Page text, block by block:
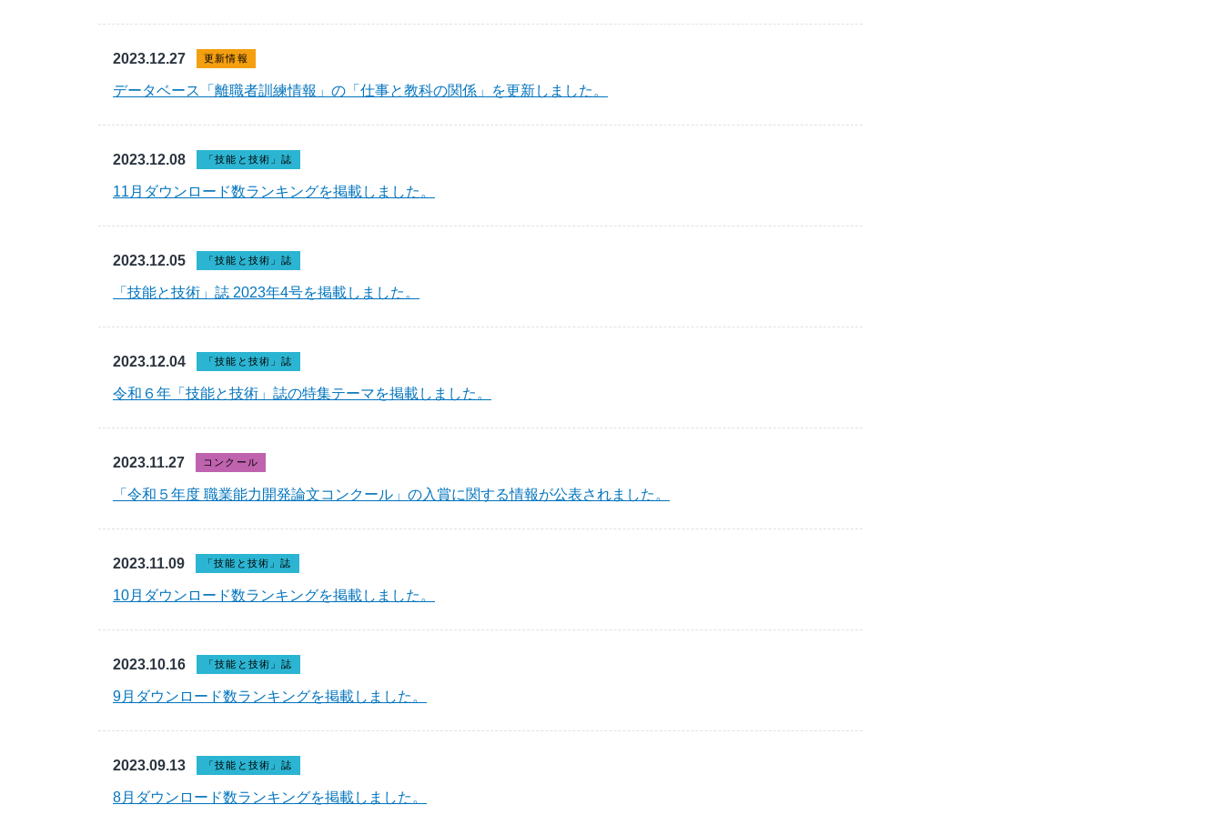
2023.12.27 更新情報
データベース「離職者訓練情報」の「仕事と教科の関係」を更新しました。
2023.12.08 「技能と技術」誌
11月ダウンロード数ランキングを掲載しました。
2023.12.05 「技能と技術」誌
「技能と技術」誌 2023年4号を掲載しました。
2023.12.04 「技能と技術」誌
令和６年「技能と技術」誌の特集テーマを掲載しました。
2023.11.27 コンクール
「令和５年度 職業能力開発論文コンクール」の入賞に関する情報が公表されました。
2023.11.09 「技能と技術」誌
10月ダウンロード数ランキングを掲載しました。
2023.10.16 「技能と技術」誌
9月ダウンロード数ランキングを掲載しました。
2023.09.13 「技能と技術」誌
8月ダウンロード数ランキングを掲載しました。